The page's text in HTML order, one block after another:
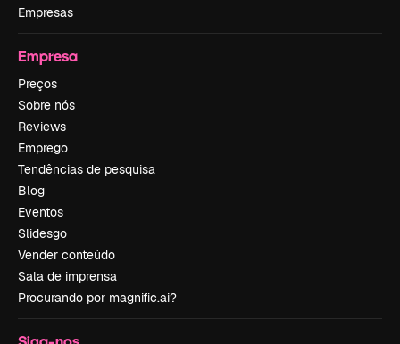
Empresas
Empresa
Preços
Sobre nós
Reviews
Emprego
Tendências de pesquisa
Blog
Eventos
Slidesgo
Vender conteúdo
Sala de imprensa
Procurando por magnific.ai?